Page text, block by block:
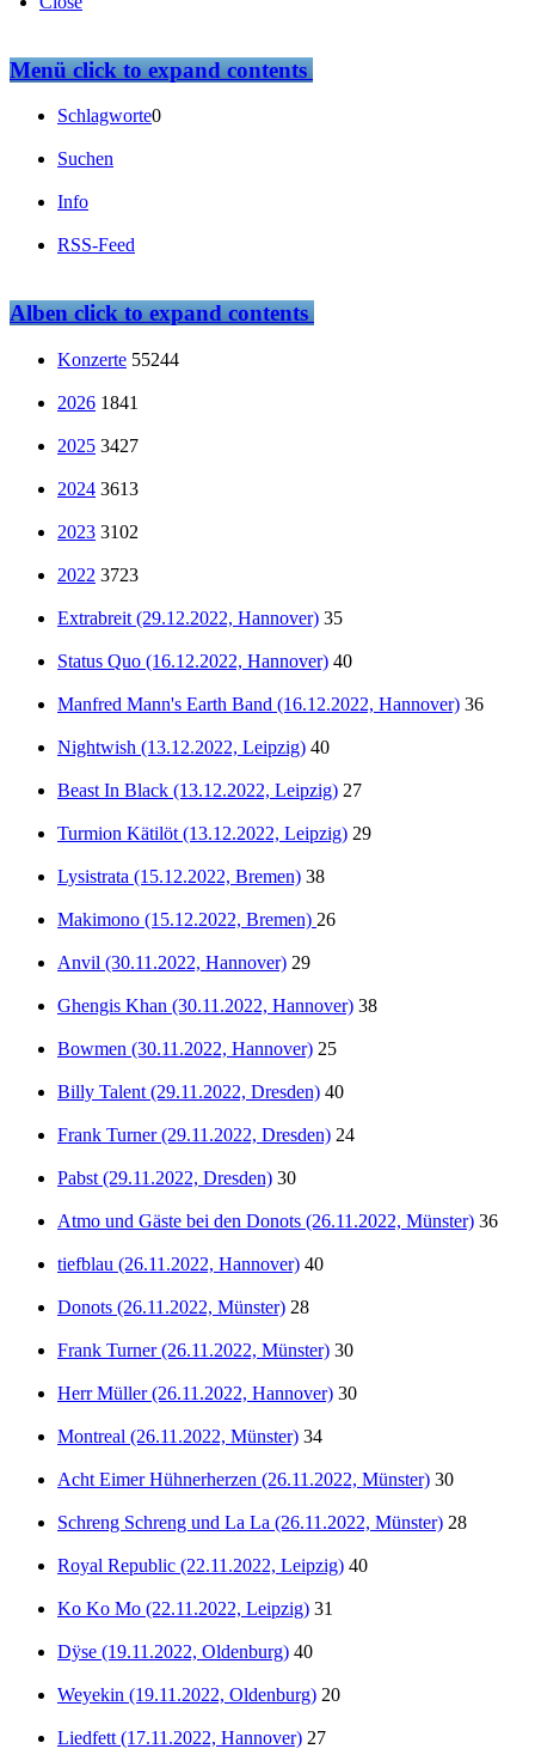
Menüclick to expand contents
Schlagworte0
Suchen
Info
RSS-Feed
Albenclick to expand contents
Konzerte 55244
2026 1841
2025 3427
2024 3613
2023 3102
2022 3723
Extrabreit (29.12.2022, Hannover) 35
Status Quo (16.12.2022, Hannover) 40
Manfred Mann's Earth Band (16.12.2022, Hannover) 36
Nightwish (13.12.2022, Leipzig) 40
Beast In Black (13.12.2022, Leipzig) 27
Turmion Kätilöt (13.12.2022, Leipzig) 29
Lysistrata (15.12.2022, Bremen) 38
Makimono (15.12.2022, Bremen) 26
Anvil (30.11.2022, Hannover) 29
Ghengis Khan (30.11.2022, Hannover) 38
Bowmen (30.11.2022, Hannover) 25
Billy Talent (29.11.2022, Dresden) 40
Frank Turner (29.11.2022, Dresden) 24
Pabst (29.11.2022, Dresden) 30
Atmo und Gäste bei den Donots (26.11.2022, Münster) 36
tiefblau (26.11.2022, Hannover) 40
Donots (26.11.2022, Münster) 28
Frank Turner (26.11.2022, Münster) 30
Herr Müller (26.11.2022, Hannover) 30
Montreal (26.11.2022, Münster) 34
Acht Eimer Hühnerherzen (26.11.2022, Münster) 30
Schreng Schreng und La La (26.11.2022, Münster) 28
Royal Republic (22.11.2022, Leipzig) 40
Ko Ko Mo (22.11.2022, Leipzig) 31
Dÿse (19.11.2022, Oldenburg) 40
Weyekin (19.11.2022, Oldenburg) 20
Liedfett (17.11.2022, Hannover) 27